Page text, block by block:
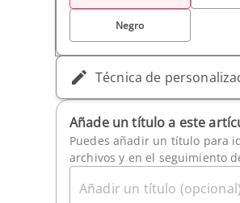
Negro
Técnica de
Añade un título a este
Puedes añadir un título para
archivos y en el seguimiento
Añadir un título (opcional)